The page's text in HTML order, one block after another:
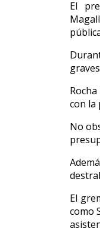
El
con la
No
El
como